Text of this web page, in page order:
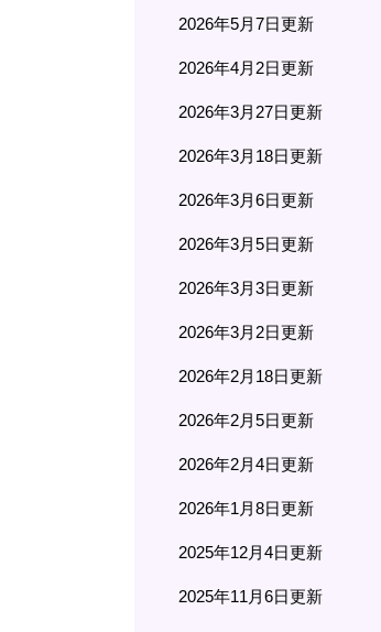
2026年5月7日更新
2026年4月2日更新
2026年3月27日更新
2026年3月18日更新
2026年3月6日更新
2026年3月5日更新
2026年3月3日更新
2026年3月2日更新
2026年2月18日更新
2026年2月5日更新
2026年2月4日更新
2026年1月8日更新
2025年12月4日更新
2025年11月6日更新